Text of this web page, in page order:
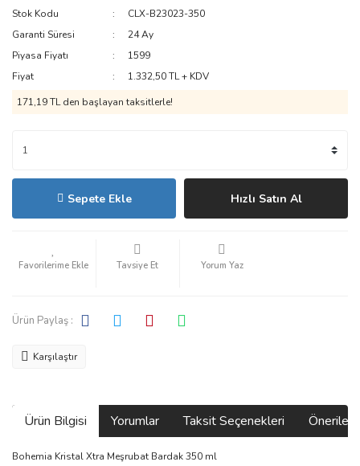
Stok Kodu
CLX-B23023-350
Garanti Süresi
24 Ay
Piyasa Fiyatı
1599
Fiyat
1.332,50 TL + KDV
171,19 TL den başlayan taksitlerle!
Sepete Ekle Hızlı Satın Al
Tavsiye Et Yorum Yaz
Ürün Paylaş :
Karşılaştır
Ürün Bilgisi Yorumlar Taksit Seçenekleri
Bohemia Kristal Xtra Meşrubat Bardak 350 ml